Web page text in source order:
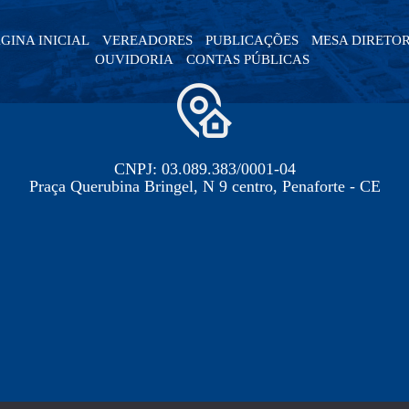
INICIAL VEREADORES PUBLICAÇÕES
MESA
OUVIDORIA
CONTAS PÚBLICAS
CNPJ: 03.089.383/0001-04
Praça Querubina Bringel, N 9 centro, Penaforte - CE